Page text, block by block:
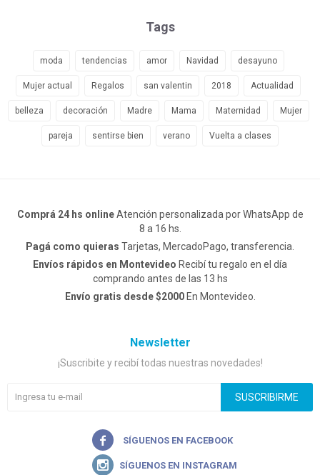
Tags
moda tendencias amor Navidad desayuno
Mujer actual Regalos san valentin 2018 Actualidad
belleza decoración Madre Mama Maternidad Mujer
pareja sentirse bien verano Vuelta a clases
Comprá 24 hs onlineAtención personalizada por WhatsApp de
8 a 16 hs.
Pagá como quieras Tarjetas, MercadoPago, transferencia.
Envíos rápidos en Montevideo Recibí tu regalo en el día
comprando antes de las 13 hs
Envío gratis desde $2000En Montevideo.
Newsletter
¡Suscribite y recibí todas nuestras novedades!
SUSCRIBIRME

